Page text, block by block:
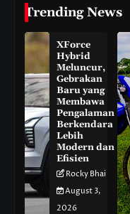
Trending News
XForce
Hybrid
Meluncur,
Gebrakan
Baru yang
Membawa
Pengalaman
Berkendara
Lebih
Modern dan
Efisien
Rocky Bhai
August 3,
2026